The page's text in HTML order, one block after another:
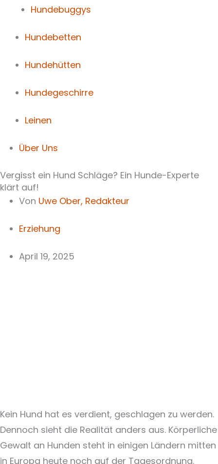
Hundebuggys
Hundebetten
Hundehütten
Hundegeschirre
Leinen
Über Uns
Vergisst ein Hund Schläge? Ein Hunde-Experte
klärt auf!
Von Uwe Ober, Redakteur
Erziehung
April 19, 2025
Kein Hund hat es verdient, geschlagen zu werden.
Dennoch sieht die Realität anders aus. Körperliche
Gewalt an Hunden steht in einigen Ländern mitten
in Europa heute noch auf der Tagesordnung.